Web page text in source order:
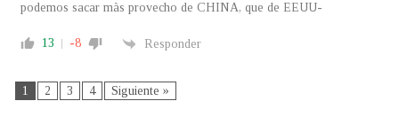
podemos sacar màs provecho de CHINA, que de EEUU-
13 -8 Responder
1 2 3 4 Siguiente »